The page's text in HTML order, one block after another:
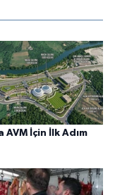
AVM İçin İlk Adım